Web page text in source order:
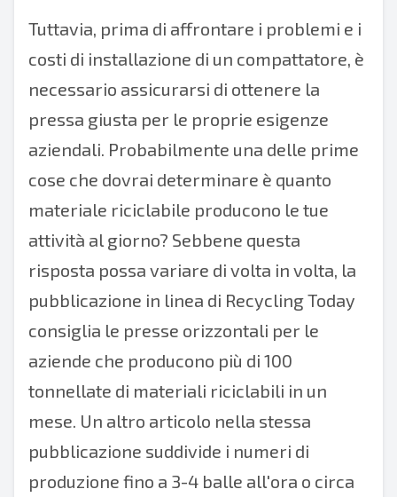
Tuttavia, prima di affrontare i problemi e i
costi di installazione di un compattatore, è
necessario assicurarsi di ottenere la
pressa giusta per le proprie esigenze
aziendali. Probabilmente una delle prime
cose che dovrai determinare è quanto
materiale riciclabile producono le tue
attività al giorno? Sebbene questa
risposta possa variare di volta in volta, la
pubblicazione in linea di Recycling Today
consiglia le presse orizzontali per le
aziende che producono più di 100
tonnellate di materiali riciclabili in un
mese. Un altro articolo nella stessa
pubblicazione suddivide i numeri di
produzione fino a 3-4 balle all'ora o circa